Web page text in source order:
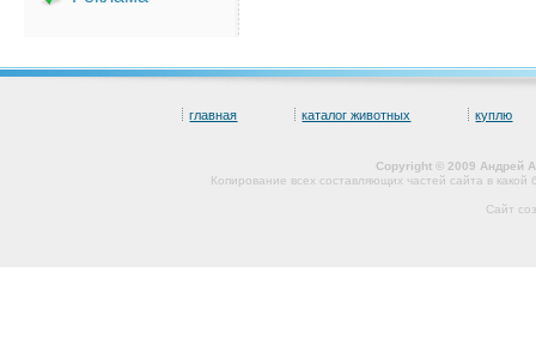
главная каталог животных куплю
Copyright © 2009 Андрей
Копирование всех составляющих частей сайта в
Сайт